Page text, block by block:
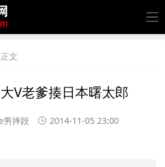
文
V老爹揍日本曙太郎
男摔跤 2014-11-05 23:00